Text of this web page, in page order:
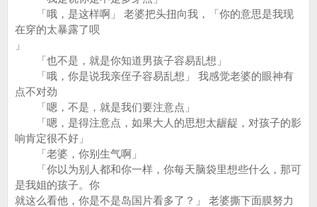
「哦，是这样啊」 老婆把头扭向我，「你的意思是我现
在穿的太暴露了呗
」
「也不是，就是你知道男孩子容易乱想」
「哦，你是说我亲侄子容易乱想」 我感觉老婆的眼神有
点不对劲
「嗯，不是，就是我们要注意点」
「嗯，是得注意点，如果大人的思想太龌龊，对孩子的影
响肯定很不好」
「老婆，你别生气啊」
「你以为别人都和你一样，你每天脑袋里想些什么，那可
是我姐的孩子。你
就这么看他，你是不是岛国片看多了？」 老婆撕下面膜努力